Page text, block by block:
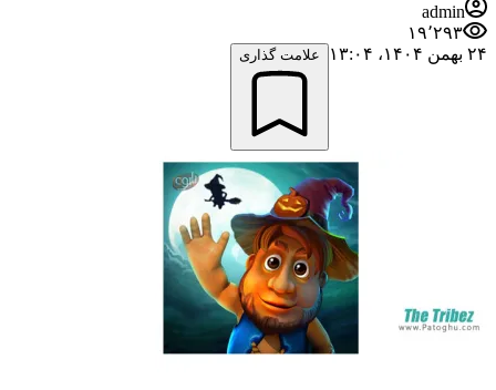
admin
۱۹٬۲۹۳
۲۴ بهمن ۱۴۰۴،‏ ۱۳:۰۴
علامت گذاری